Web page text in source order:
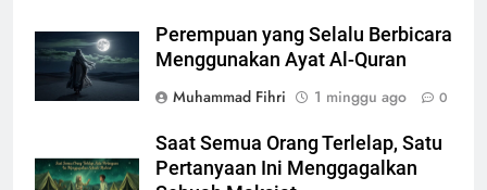
Perempuan yang Selalu Berbicara
Menggunakan Ayat Al-Quran
Muhammad Fihri
1 minggu ago 0
Saat Semua Orang Terlelap, Satu
Pertanyaan Ini Menggagalkan